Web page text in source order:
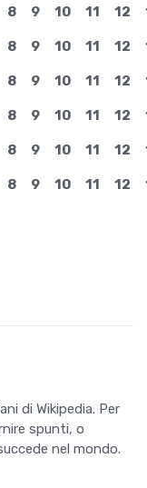
8 9 10 11 12
8 9 10 11 12
8 9 10 11 12
8 9 10 11 12
8 9 10 11 12
8 9 10 11 12
di Wikipedia. Per
spunti, o
nel mondo.